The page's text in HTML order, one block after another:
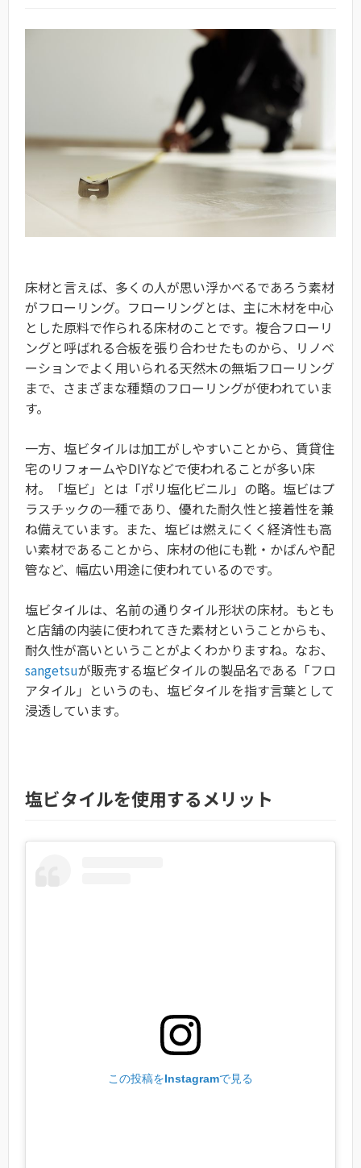
床材と言えば、多くの人が思い浮かべるであろう素材
がフローリング。フローリングとは、主に木材を中心
とした原料で作られる床材のことです。複合フローリ
ングと呼ばれる合板を張り合わせたものから、リノベ
ーションでよく用いられる天然木の無垢フローリング
まで、さまざまな種類のフローリングが使われていま
す。
一方、塩ビタイルは加工がしやすいことから、賃貸住
宅のリフォームやDIYなどで使われることが多い床
材。「塩ビ」とは「ポリ塩化ビニル」の略。塩ビはプ
ラスチックの一種であり、優れた耐久性と接着性を兼
ね備えています。また、塩ビは燃えにくく経済性も高
い素材であることから、床材の他にも靴・かばんや配
管など、幅広い用途に使われているのです。
塩ビタイルは、名前の通りタイル形状の床材。もとも
と店舗の内装に使われてきた素材ということからも、
耐久性が高いということがよくわかりますね。なお、
sangetsuが販売する塩ビタイルの製品名である「フロ
アタイル」というのも、塩ビタイルを指す言葉として
浸透しています。
塩ビタイルを使用するメリット
この投稿をInstagramで見る